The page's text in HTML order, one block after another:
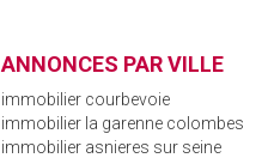
ANNONCES PAR VILLE
immobilier courbevoie
immobilier la garenne colombes
immobilier asnieres sur seine